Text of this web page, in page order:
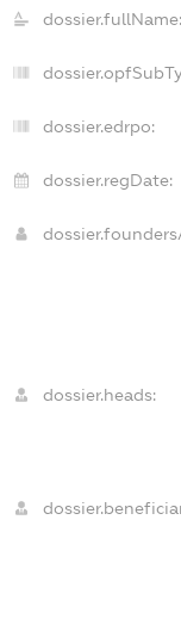
dossier.fullName:
dossier.edrpo:
dossier.regDate:
dossier.heads: